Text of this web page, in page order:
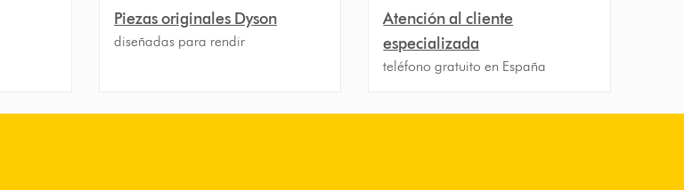
Piezas originales Dyson
diseñadas para rendir
Atención al cliente
especializada
teléfono gratuito en España